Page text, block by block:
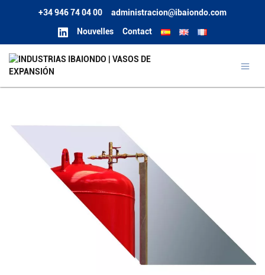
+34 946 74 04 00 administracion@ibaiondo.com
Nouvelles Contact